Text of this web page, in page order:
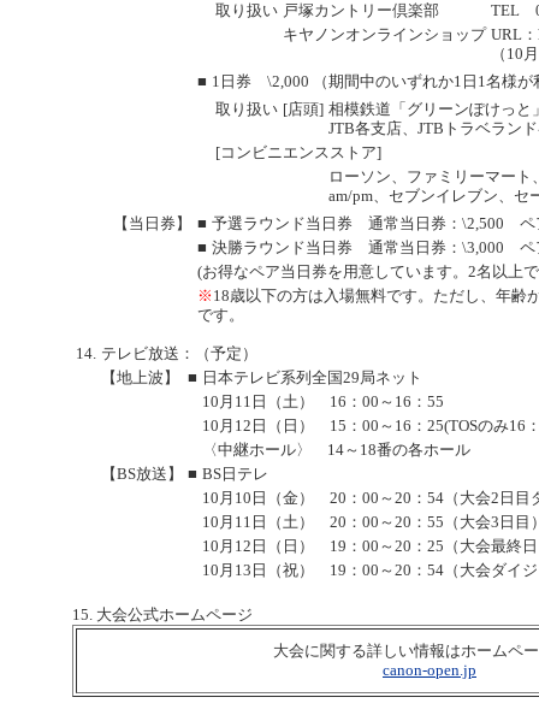
取り扱い 戸塚カントリー倶楽部
TEL
キヤノンオンラインショップ URL
（10
■ 1日券 \2,000 （期間中のいずれか1日1名様が
取り扱い [店頭] 相模鉄道「グリーンぽけっと
JTB各支店、JTBトラベラン
[コンビニエンスストア]
ローソン、ファミリーマー
am/pm、セブンイレブン、セ
【当日券】
■ 予選ラウンド当日券 通常当日券：\2,500 ペ
■ 決勝ラウンド当日券 通常当日券：\3,000 ペ
(お得なペア当日券を用意しています。2名以上
※ 18歳以下の方は入場無料です。ただし、年齢
です。
14. テレビ放送：（予定）
【地上波】
■ 日本テレビ系列全国29局ネット
10月11日（土） 16：00～16：55
10月12日（日） 15：00～16：25(TOSのみ16
〈中継ホール〉 14～18番の各ホール
【BS放送】
■ BS日テレ
10月10日（金） 20：00～20：54（大会2日目
10月11日（土） 20：00～20：55（大会3日目
10月12日（日） 19：00～20：25（大会最終
10月13日（祝） 19：00～20：54（大会ダイ
15. 大会公式ホームページ
大会に関する詳しい情報はホームペ
canon-open.jp